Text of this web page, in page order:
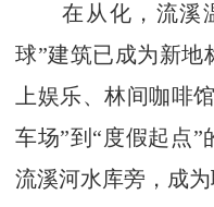
在从化，流溪温
球”建筑已成为新地
上娱乐、林间咖啡
车场”到“度假起点
流溪河水库旁，成